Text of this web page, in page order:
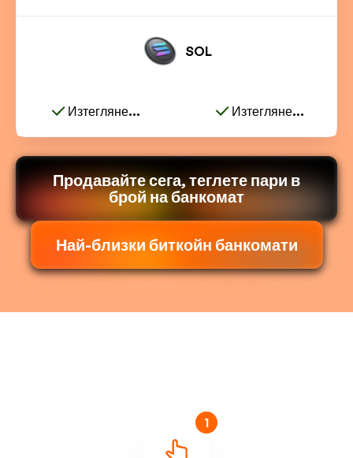
SOL
Изтегляне... Изтегляне...
Продавайте сега, теглете пари в
брой на банкомат
Най-близки биткойн банкомати
1